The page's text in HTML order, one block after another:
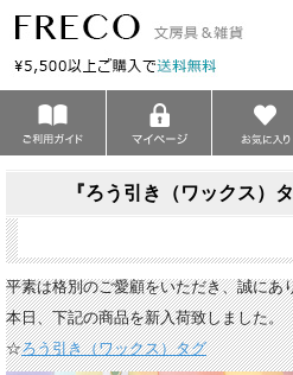
『ろう引き（ワックス）
平素は格別のご愛顧をいただき、誠にあ
本日、下記の商品を新入荷致しました。
☆ろう引き（ワックス）タグ